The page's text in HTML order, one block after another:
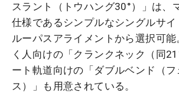
スラント（トウハング30°）」は、
仕様であるシンプルなシングルサイ
ルーパスアライメントから選択可
く人向けの「クランクネック（同
ート軌道向けの「ダブルベンド（フ
ス）」も用意されている。